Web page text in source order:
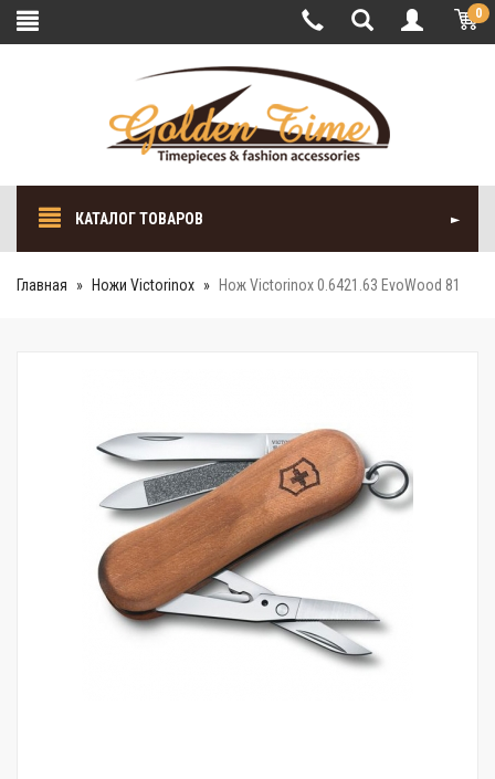
0
КАТАЛОГ ТОВАРОВ
Главная Ножи Victorinox Нож Victorinox 0.6421.63 EvoWood 81